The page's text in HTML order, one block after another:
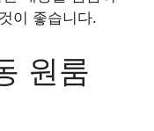
이 좋습니다.
원룸